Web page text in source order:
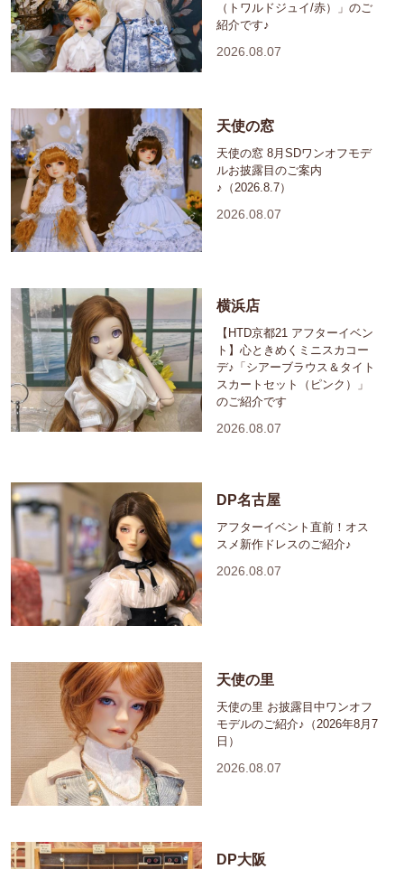
（トワルドジュイ/赤）」のご
紹介です♪
2026.08.07
天使の窓
天使の窓 8月SDワンオフモデ
ルお披露目のご案内
♪（2026.8.7）
2026.08.07
横浜店
【HTD京都21 アフターイベン
ト】心ときめくミニスカコー
デ♪「シアーブラウス＆タイト
スカートセット（ピンク）」
のご紹介です
2026.08.07
DP名古屋
アフターイベント直前！オス
スメ新作ドレスのご紹介♪
2026.08.07
天使の里
天使の里 お披露目中ワンオフ
モデルのご紹介♪（2026年8月7
日）
2026.08.07
DP大阪